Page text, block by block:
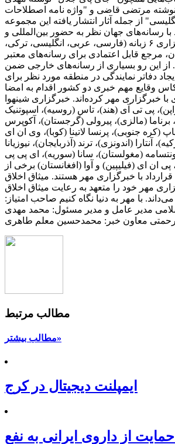
مرتضی قاضی و "واژه نامه اصطلاحات
از جمله آثار انتشار یافته این مجموعه
با رسانه‌های جهان نظر به حضور بین‌المللی و
اثرگذاری، این خبرگزاری ۶ زبانه (فارسی، عربی، انگلیسی، ترکی،
مرجع قابل اعتمادی برای رسانه‌های معتبر
از این رو بسیاری از رسانه‌های خارجی ضمن
دفاتر نمایندگی در منطقه مورد نظر برای
وقایع مهم خبری دو کشور اقدام به امضا
با خبرگزاری مهر کرده‌اند. خبرگزاری شینهوا
پی تی آی (هند)، تاس (روسیه)، اسپوتنیک
برناما (مالزی)، پیرولی (گرجستان)، آکوپرس
(کره جنوبی)، پرنسا لاتینا (کوبا)، وی ان ای
آنتارا (اندونزی)، ترند (آذربایجان)، نیوزیانا
(مغولستان)، سانا (سوریه)، ای پی پی
پی ان ای (فیلیپین) و آوا (افغانستان) برخی از
با خبرگزاری مهر هستند. میثاق اخلاق
مهر خود را متعهد به رعایت میثاق اخلاق
با مهر به دنیا نگاه کنیم صاحب امتیاز:
مدیر عامل و مدیر مسئول: محمد مهدی
رحمتی معاون خبر: محمدحسین معلم طاهری
مطالب مرتبط
مطالب بیشتر»
ایمپلنت دیجیتال در کرج
از داروی ایرانی به نفع